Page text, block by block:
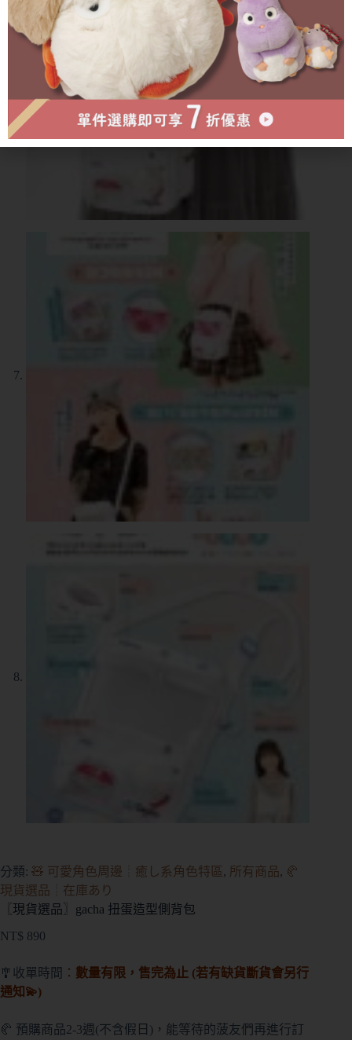
分類: 🧸 可愛角色周邊┊癒し系角色特區 , 所有商品, 🥐
現貨選品┊在庫あり
〖現貨選品〗gacha 扭蛋造型側背包
NT$ 890
🎐收單時間 ： 數量有限，售完為止 (若有缺貨斷貨會另行
通知💫)
🥐 預購商品2-3週(不含假日)，能等待的菠友們再進行訂